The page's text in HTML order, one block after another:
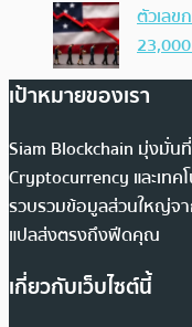
ตัวเลข
เป้าหมายของเรา
Siam Blockchain มุ่งมั่น
Cryptocurrency และเทค
รวบรวมข้อมูลส่วนใหญ่จา
แปลส่งตรงถึงฟีดคุณ
เกี่ยวกับเว็บไซต์นี้